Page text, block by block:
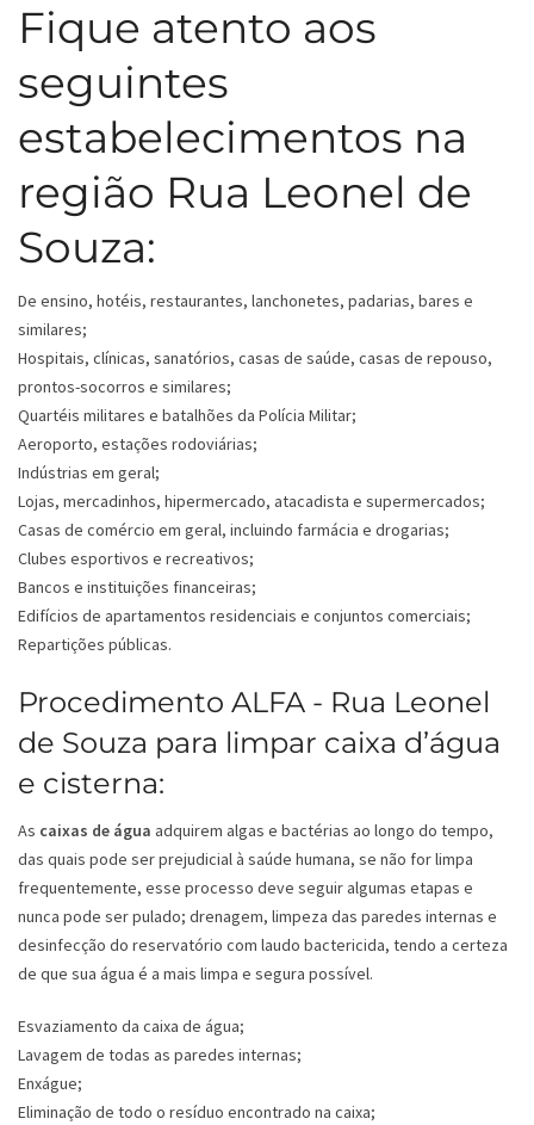
Fique atento aos
seguintes
estabelecimentos na
região Rua Leonel de
Souza:
De ensino, hotéis, restaurantes, lanchonetes, padarias, bares e
similares;
Hospitais, clínicas, sanatórios, casas de saúde, casas de repouso,
prontos-socorros e similares;
Quartéis militares e batalhões da Polícia Militar;
Aeroporto, estações rodoviárias;
Indústrias em geral;
Lojas, mercadinhos, hipermercado, atacadista e supermercados;
Casas de comércio em geral, incluindo farmácia e drogarias;
Clubes esportivos e recreativos;
Bancos e instituições financeiras;
Edifícios de apartamentos residenciais e conjuntos comerciais;
Repartições públicas.
Procedimento ALFA - Rua Leonel
de Souza para limpar caixa d’água
e cisterna:
As caixas de água adquirem algas e bactérias ao longo do tempo,
das quais pode ser prejudicial à saúde humana, se não for limpa
frequentemente, esse processo deve seguir algumas etapas e
nunca pode ser pulado; drenagem, limpeza das paredes internas e
desinfecção do reservatório com laudo bactericida, tendo a certeza
de que sua água é a mais limpa e segura possível.
Esvaziamento da caixa de água;
Lavagem de todas as paredes internas;
Enxágue;
Eliminação de todo o resíduo encontrado na caixa;